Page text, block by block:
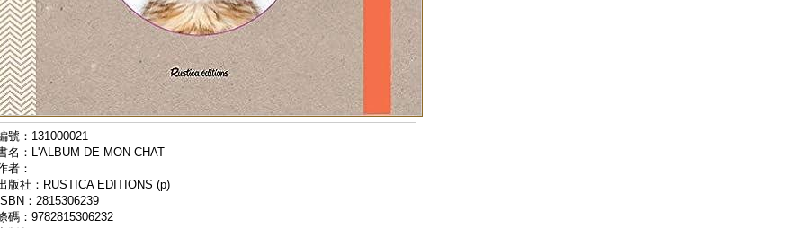
號：131000021
名：L'ALBUM DE MON CHAT
者：
版社：RUSTICA EDITIONS (p)
：2815306239
碼：9782815306232